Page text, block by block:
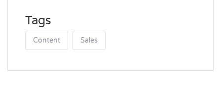
Tags
Content Sales